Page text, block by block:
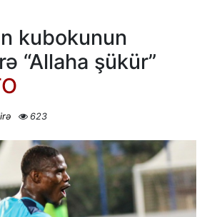
kubokunun
“Allaha şükür”
623